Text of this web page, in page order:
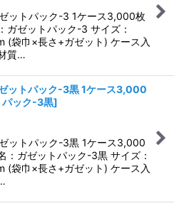
ットパック-3 1ケース3,000枚
ガゼットパック-3 サイズ：
(袋巾×長さ+ガゼット) ケース入
質…
ットパック-3黒 1ケース3,000
パック-3黒]
ットパック-3黒 1ケース3,000
ガゼットパック-3黒 サイズ：
(袋巾×長さ+ガゼット) ケース入